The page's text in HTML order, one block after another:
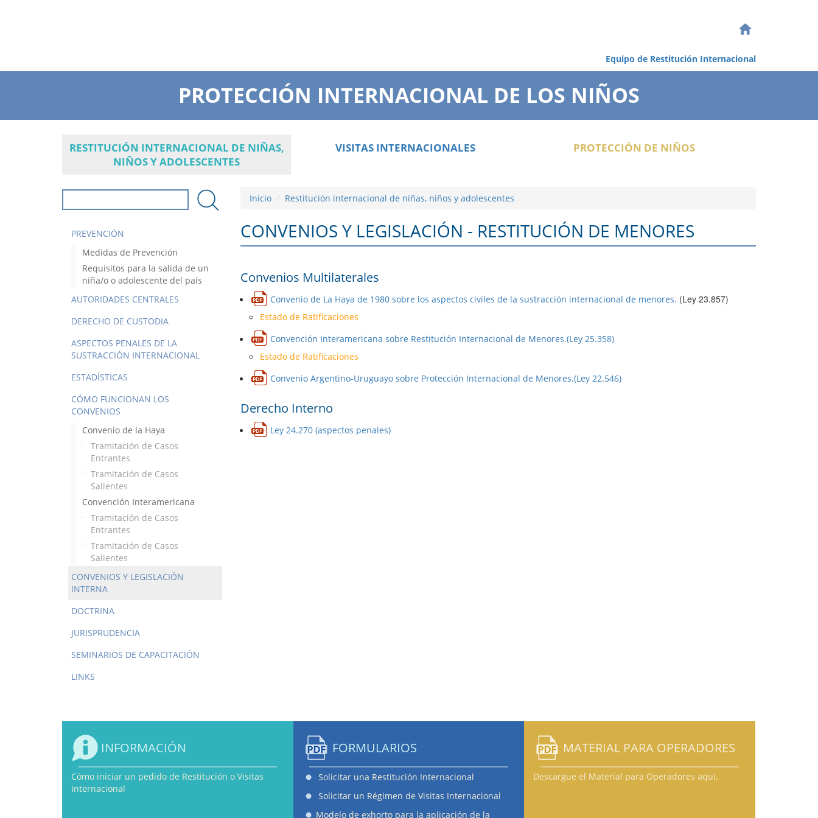
Equipo de Restitución Internacional
PROTECCIÓN INTERNACIONAL DE LOS NIÑOS
RESTITUCIÓN INTERNACIONAL DE NIÑAS,
NIÑOS Y ADOLESCENTES
VISITAS INTERNACIONALES PROTECCIÓN DE NIÑOS
Formulario de búsqueda
PREVENCIÓN
Medidas de Prevención
Requisitos para la salida de un
niña/o o adolescente del país
AUTORIDADES CENTRALES
DERECHO DE CUSTODIA
ASPECTOS PENALES DE LA
SUSTRACCIÓN INTERNACIONAL
ESTADÍSTICAS
CÓMO FUNCIONAN LOS
CONVENIOS
Convenio de la Haya
Tramitación de Casos
Entrantes
Tramitación de Casos
Salientes
Convención Interamericana
Tramitación de Casos
Entrantes
Tramitación de Casos
Salientes
CONVENIOS Y LEGISLACIÓN
INTERNA
DOCTRINA
JURISPRUDENCIA
SEMINARIOS DE CAPACITACIÓN
LINKS
Inicio Restitución internacional de niñas, niños y adolescentes
CONVENIOS Y LEGISLACIÓN - RESTITUCIÓN DE MENORES
Convenios Multilaterales
Convenio de La Haya de 1980 sobre los aspectos civiles de la sustracción internacional de menores. (Ley 23.857)
Estado de Ratificaciones
Convención Interamericana sobre Restitución Internacional de Menores.(Ley 25.358)
Estado de Ratificaciones
Convenio Argentino-Uruguayo sobre Protección Internacional de Menores.(Ley 22.546)
Derecho Interno
Ley 24.270 (aspectos penales)
INFORMACIÓN
Cómo iniciar un pedido de Restitución o Visitas
Internacional
FORMULARIOS
Solicitar una Restitución Internacional
Solicitar un Régimen de Visitas Internacional
Modelo de exhorto para la aplicación de la
MATERIAL PARA OPERADORES
Descargue el Material para Operadores aquí.